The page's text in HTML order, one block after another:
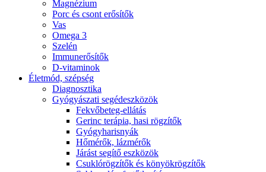
Magnézium
Porc és csont erősítők
Vas
Omega 3
Szelén
Immunerősítők
D-vitaminok
Életmód, szépség
Diagnosztika
Gyógyászati segédeszközök
Fekvőbeteg-ellátás
Gerinc terápia, hasi rögzítők
Gyógyharisnyák
Hőmérők, lázmérők
Járást segítő eszközök
Csuklórögzítők és könyökrögzítők